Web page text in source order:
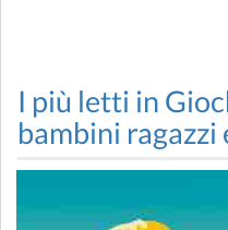
I più letti in
bambini ragazzi